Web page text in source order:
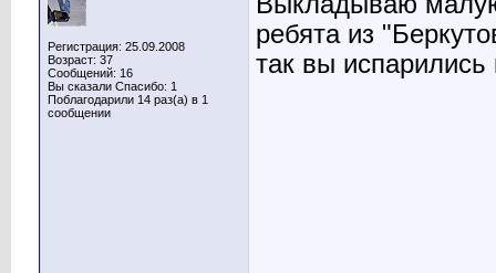
Регистрация: 25.09.2008
Возраст: 37
Сообщений: 16
Вы сказали Спасибо: 1
Поблагодарили 14 раз(а) в 1
сообщении
ребята из
так вы испарились